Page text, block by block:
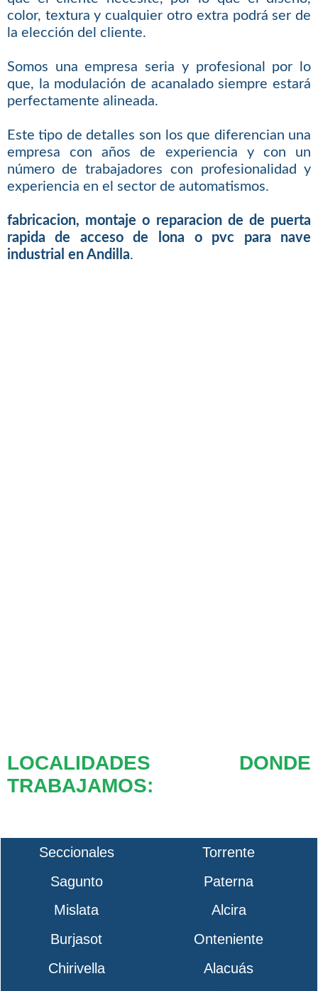
color, textura y cualquier otro extra podrá ser de
la elección del cliente.
Somos una empresa seria y profesional por lo
que, la modulación de acanalado siempre estará
perfectamente alineada.
Este tipo de detalles son los que diferencian una
empresa con años de experiencia y con un
número de trabajadores con profesionalidad y
experiencia en el sector de automatismos.
fabricacion, montaje o reparacion de de puerta
rapida de acceso de lona o pvc para nave
industrial en Andilla.
LOCALIDADES DONDE
TRABAJAMOS:
Seccionales
Torrente
Sagunto
Paterna
Mislata
Alcira
Burjasot
Onteniente
Chirivella
Alacuás